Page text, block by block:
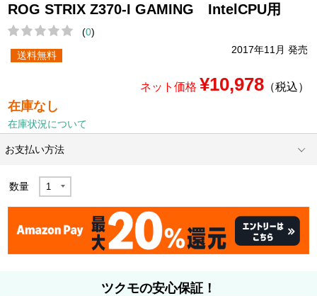
ROG STRIX Z370-I GAMING IntelCPU用
(0)
2017年11月 発売
送料無料
ネット価格 ¥10,978（税込）
在庫なし
在庫状況について
お支払い方法
数量
ツクモの安心保証！